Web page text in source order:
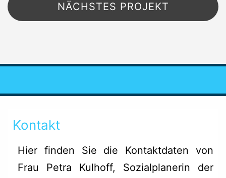
NÄCHSTES PROJEKT
Kontakt
Hier finden Sie die Kontaktdaten von
Frau Petra Kulhoff, Sozialplanerin der